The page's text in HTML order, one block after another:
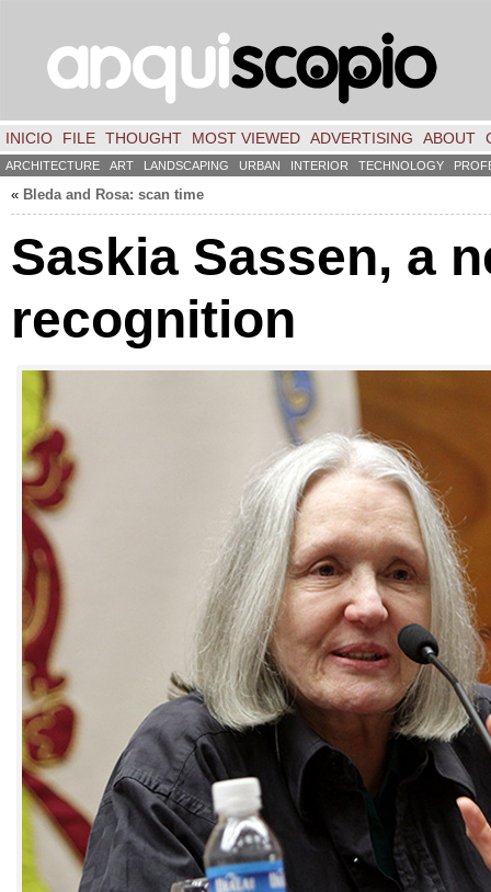
INICIO FILE THOUGHT MOST VIEWED ADVERTISING ABOUT
ARCHITECTURE ART LANDSCAPING URBAN INTERIOR TECHNOLOGY
« Bleda and Rosa: scan time
Saskia Sassen, a
recognition